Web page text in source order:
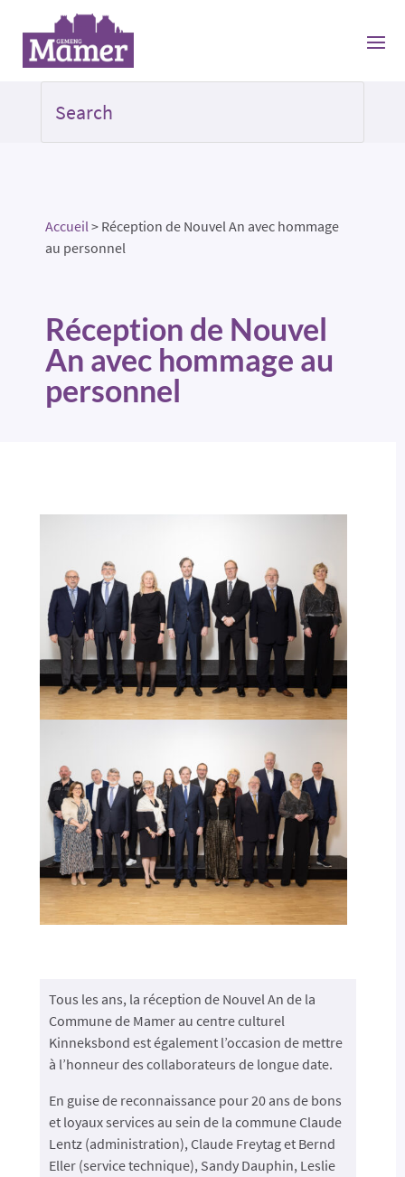
Accueil> Réception de Nouvel An avec hommage
au personnel
Réception de Nouvel
An avec hommage au
personnel
Tous les ans, la réception de Nouvel An de la
Commune de Mamer au centre culturel
Kinneksbond est également l’occasion de mettre
à l’honneur des collaborateurs de longue date.
En guise de reconnaissance pour 20 ans de bons
et loyaux services au sein de la commune Claude
Lentz (administration), Claude Freytag et Bernd
Eller (service technique), Sandy Dauphin, Leslie